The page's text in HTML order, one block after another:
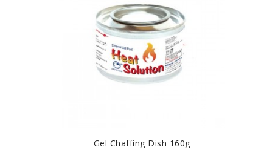
AJOUTER AU PANIER
Gel Chaffing Dish 160g